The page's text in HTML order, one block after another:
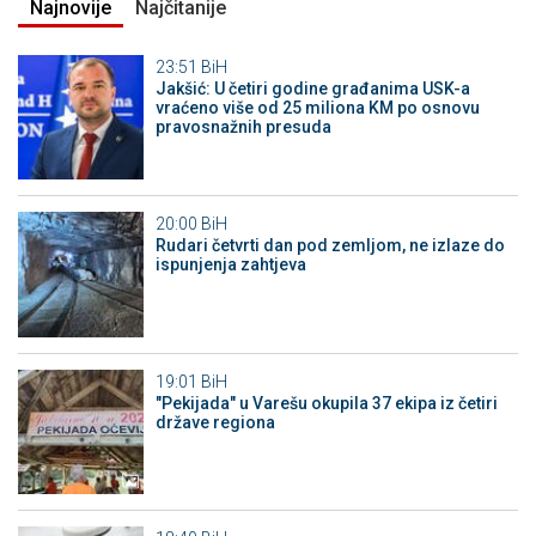
Najnovije Najčitanije
23:51 BiH
Jakšić: U četiri godine građanima USK-a
vraćeno više od 25 miliona KM po osnovu
pravosnažnih presuda
20:00 BiH
Rudari četvrti dan pod zemljom, ne izlaze do
ispunjenja zahtjeva
19:01 BiH
"Pekijada" u Varešu okupila 37 ekipa iz četiri
države regiona